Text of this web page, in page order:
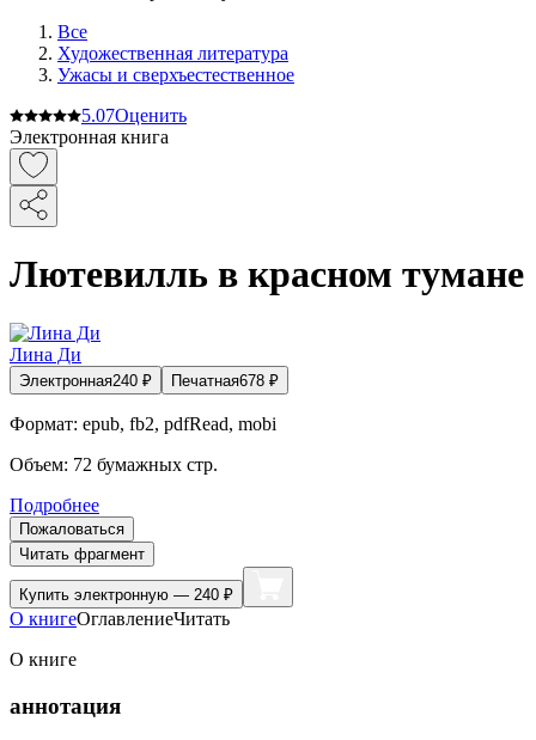
Все
Художественная литература
Ужасы и сверхъестественное
5.07Оценить
Электронная книга
Лютевилль в красном тумане
Лина Ди
Электронная240 ₽ Печатная678 ₽
Формат: epub, fb2, pdfRead, mobi
Объем: 72 бумажных стр.
Подробнее
Пожаловаться
Читать фрагмент
Купить электронную — 240 ₽
О книгеОглавлениеЧитать
О книге
аннотация